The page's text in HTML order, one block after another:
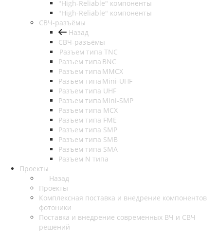
"High-Reliable" компоненты
"High-Reliable" компоненты
СВЧ-разъёмы
Назад
СВЧ-разъёмы
Разъем типа TNC
Разъем типа BNC
Разъем типа MMCX
Разъем типа Mini-UHF
Разъем типа UHF
Разъем типа Mini-SMP
Разъем типа MCX
Разъем типа FME
Разъем типа SMP
Разъем типа SMB
Разъем типа SMA
Разъем N типа
Проекты
Назад
Проекты
Комплексная поставка и внедрение компонентов
фотоники
Поставка и внедрение современных ВЧ и СВЧ
решений